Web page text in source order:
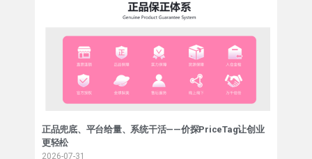
正品兜底、平台给量、系统干活——价探PriceTag让创业
更轻松
2026-07-31